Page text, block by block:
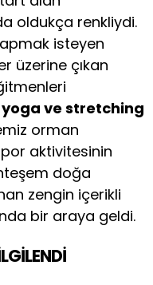
oldukça renkliydi.
isteyen
üzerine çıkan
yoga ve stretching
orman
aktivitesinin
doğa
zengin içerikli
bir araya geldi.